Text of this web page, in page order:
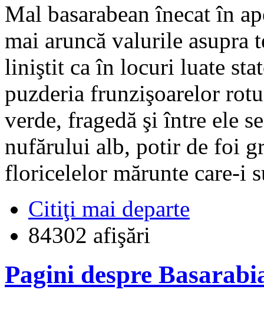
Mal basarabean înecat în
mai aruncă valurile asupra
liniştit ca în locuri luate
puzderia frunzişoarelor
verde, fragedă şi între ele
nufărului alb, potir de foi
floricelelor mărunte care-i
Citiţi mai departe
84302 afişări
Pagini despre